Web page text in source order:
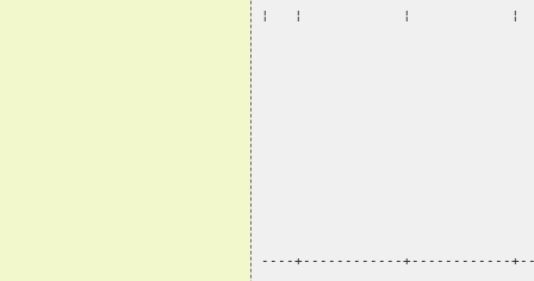
¦   ¦            ¦            ¦
----+------------+------------